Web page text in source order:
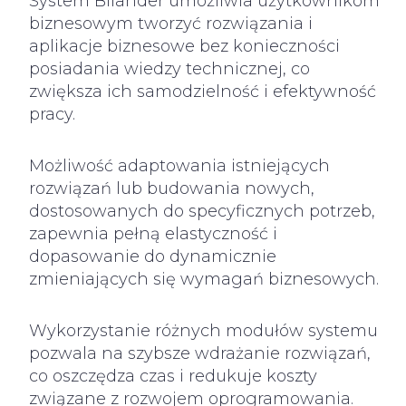
biznesowym tworzyć rozwiązania i
aplikacje biznesowe bez konieczności
posiadania wiedzy technicznej, co
zwiększa ich samodzielność i efektywność
pracy.
Możliwość adaptowania istniejących
rozwiązań lub budowania nowych,
dostosowanych do specyficznych potrzeb,
zapewnia pełną elastyczność i
dopasowanie do dynamicznie
zmieniających się wymagań biznesowych.
Wykorzystanie różnych modułów systemu
pozwala na szybsze wdrażanie rozwiązań,
co oszczędza czas i redukuje koszty
związane z rozwojem oprogramowania.